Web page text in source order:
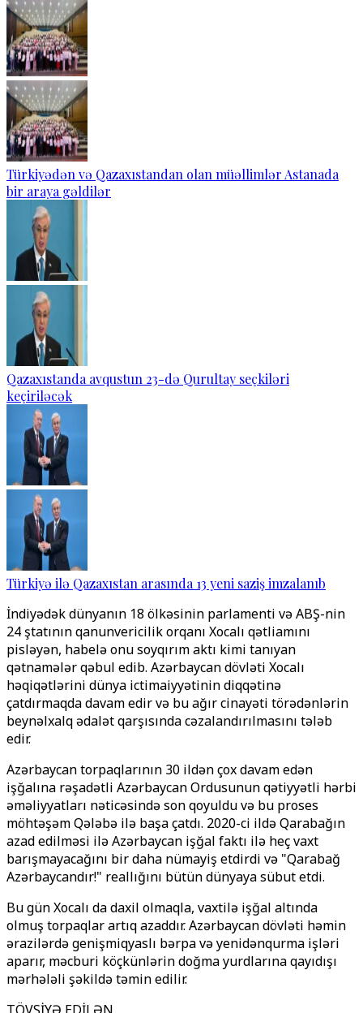
Türkiyədən və Qazaxıstandan olan müəllimlər Astanada
bir araya gəldilər
Qazaxıstanda avqustun 23-də Qurultay seçkiləri
keçiriləcək
Türkiyə ilə Qazaxıstan arasında 13 yeni saziş imzalanıb
İndiyədək dünyanın 18 ölkəsinin parlamenti və ABŞ-nin
24 ştatının qanunvericilik orqanı Xocalı qətliamını
pisləyən, habelə onu soyqırım aktı kimi tanıyan
qətnamələr qəbul edib. Azərbaycan dövləti Xocalı
həqiqətlərini dünya ictimaiyyətinin diqqətinə
çatdırmaqda davam edir və bu ağır cinayəti törədənlərin
beynəlxalq ədalət qarşısında cəzalandırılmasını tələb
edir.
Azərbaycan torpaqlarının 30 ildən çox davam edən
işğalına rəşadətli Azərbaycan Ordusunun qətiyyətli hərbi
əməliyyatları nəticəsində son qoyuldu və bu proses
möhtəşəm Qələbə ilə başa çatdı. 2020-ci ildə Qarabağın
azad edilməsi ilə Azərbaycan işğal faktı ilə heç vaxt
barışmayacağını bir daha nümayiş etdirdi və "Qarabağ
Azərbaycandır!" reallığını bütün dünyaya sübut etdi.
Bu gün Xocalı da daxil olmaqla, vaxtilə işğal altında
olmuş torpaqlar artıq azaddır. Azərbaycan dövləti həmin
ərazilərdə genişmiqyaslı bərpa və yenidənqurma işləri
aparır, məcburi köçkünlərin doğma yurdlarına qayıdışı
mərhələli şəkildə təmin edilir.